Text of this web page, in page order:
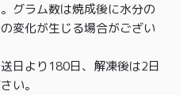
グラム数は焼成後に水分の
変化が生じる場合がござい
日より180日、解凍後は2日
い。